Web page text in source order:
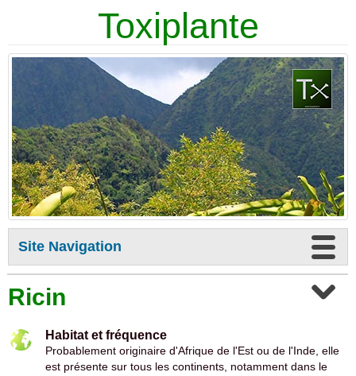
Toxiplante
Site Navigation
Ricin
Habitat et fréquence
Probablement originaire d'Afrique de l'Est ou de l'Inde, elle
est présente sur tous les continents, notamment dans le